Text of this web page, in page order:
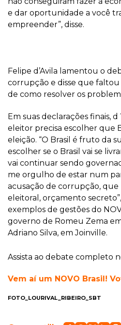
e dar oportunidade a você
empreender”, disse.
Felipe d’Avila lamentou o
corrupção e disse que faltou
de como resolver os
Em suas declarações finais,
eleitor precisa escolher que
eleição. “O Brasil é fruto da
escolher se o Brasil vai se
vai continuar sendo
me orgulho de estar num
acusação de corrupção,
eleitoral, orçamento
exemplos de gestões do
governo de Romeu Zema
Adriano Silva, em Joinville.
Assista ao debate completo
Vem aí um NOVO Brasil!
FOTO_LOURIVAL_RIBEIRO_SBT